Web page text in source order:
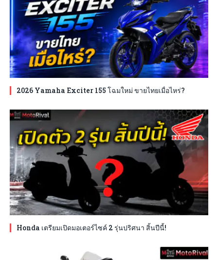
2026 Yamaha Exciter 155 โฉมใหม่ ขายไทยเมื่อไหร่?
Honda เตรียมเปิดมอเตอร์ไซค์ 2 รุ่นปริศนา สิ้นปีนี้!